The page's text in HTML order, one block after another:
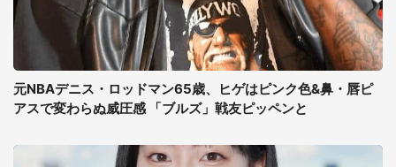
元NBAデニス・ロッドマン65歳、ヒゲはピンク色&鼻・唇ピ
アスで変わらぬ威圧感 「ブルズ」戦友ピッペンと